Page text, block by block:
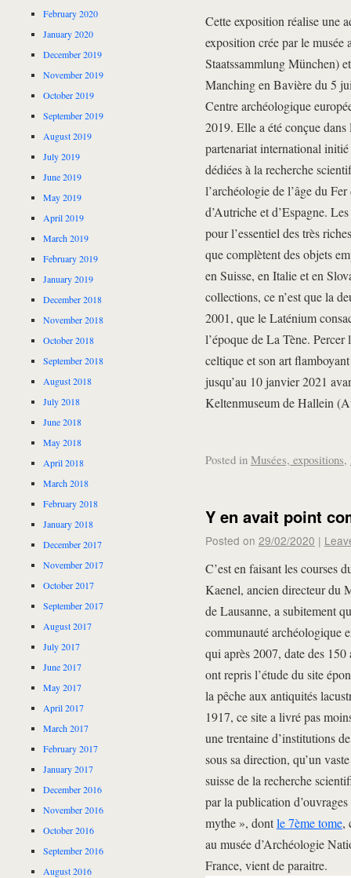
Cette exposition réalise une
exposition crée par le
Staatssammlung München)
Manching en Bavière du 5
Centre archéologique
2019. Elle a été conçue
partenariat international
dédiées à la recherche
l’archéologie de l’âge du
d’Autriche et d’Espagne.
pour l’essentiel des très
que complètent des objets
en Suisse, en Italie et en
collections, ce n’est que la
2001, que le Laténium
l’époque de La Tène.
celtique et son art
jusqu’au 10 janvier 2021
Keltenmuseum de Hallein
Posted in Musées, expositions,
Y en avait point
Posted on 29/02/2020 |
C’est en faisant les courses
Kaenel, ancien directeur du
de Lausanne, a subitement
communauté archéologique
qui après 2007, date des
ont repris l’étude du site
la pêche aux antiquités
1917, ce site a livré pas
une trentaine d’institutions
sous sa direction, qu’un
suisse de la recherche
par la publication
mythe », dontle 7ème tome,
au musée d’Archéologie
France, vient de paraitre.
February 2020
January 2020
December 2019
November 2019
October 2019
September 2019
August 2019
July 2019
June 2019
May 2019
April 2019
March 2019
February 2019
January 2019
December 2018
November 2018
October 2018
September 2018
August 2018
July 2018
June 2018
May 2018
April 2018
March 2018
February 2018
January 2018
December 2017
November 2017
October 2017
September 2017
August 2017
July 2017
June 2017
May 2017
April 2017
March 2017
February 2017
January 2017
December 2016
November 2016
October 2016
September 2016
August 2016